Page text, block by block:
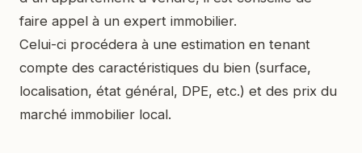
faire appel à un expert immobilier.
Celui-ci procédera à une estimation en tenant
compte des caractéristiques du bien (surface,
localisation, état général, DPE, etc.) et des prix du
marché immobilier local.